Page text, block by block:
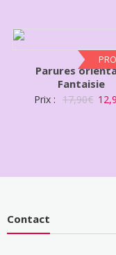
Parures
Fantaisie
Prix : 17,90€
Contact